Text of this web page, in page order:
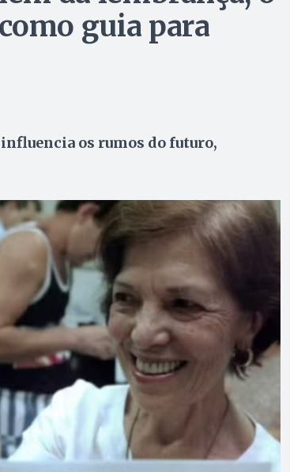
guia para
os rumos do futuro,